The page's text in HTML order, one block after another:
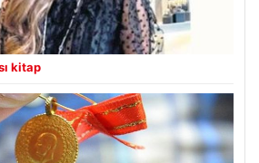
kitap